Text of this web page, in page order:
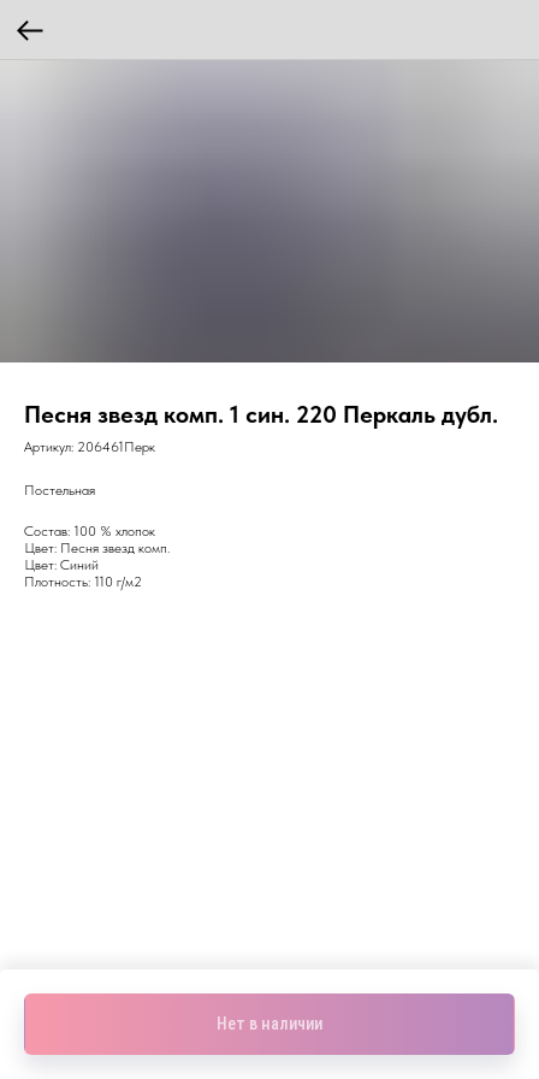
Песня звезд комп. 1 син. 220 Перкаль дубл.
Артикул: 206461Перк
Нет в наличии
Постельная
Состав: 100 % хлопок
Цвет: Песня звезд комп.
Цвет: Синий
Плотность: 110 г/м2